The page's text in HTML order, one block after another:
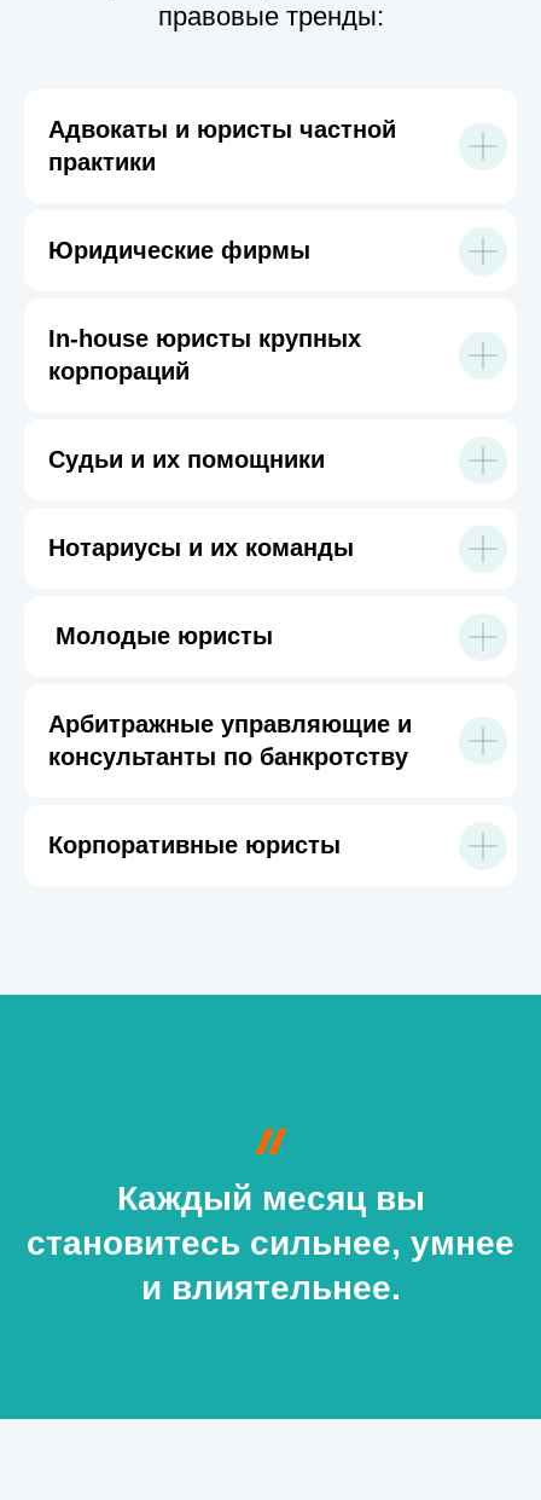
правовые тренды:
Адвокаты и юристы частной
практики
Юридические фирмы
In-house юристы крупных
корпораций
Судьи и их помощники
Нотариусы и их команды
Молодые юристы
Арбитражные управляющие и
консультанты по банкротству
Корпоративные юристы
Каждый месяц вы
становитесь сильнее, умнее
и влиятельнее.